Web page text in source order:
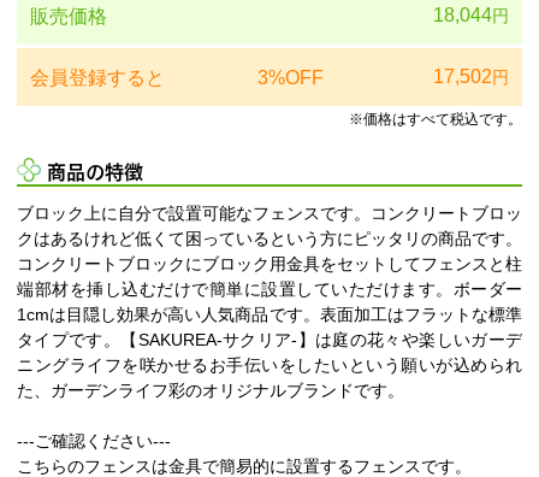
販売価格 18,044円
会員登録すると 3%OFF 17,502 円
※価格はすべて税込です。
商品の特徴
ブロック上に自分で設置可能なフェンスです。コンクリートブロッ
クはあるけれど低くて困っているという方にピッタリの商品です。
コンクリートブロックにブロック用金具をセットしてフェンスと柱
端部材を挿し込むだけで簡単に設置していただけます。ボーダー
1cmは目隠し効果が高い人気商品です。表面加工はフラットな標準
タイプです。【SAKUREA-サクリア-】は庭の花々や楽しいガーデ
ニングライフを咲かせるお手伝いをしたいという願いが込められ
た、ガーデンライフ彩のオリジナルブランドです。
---ご確認ください---
こちらのフェンスは金具で簡易的に設置するフェンスです。